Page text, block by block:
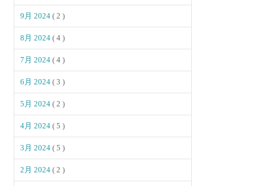
9月 2024( 2 )
8月 2024( 4 )
7月 2024( 4 )
6月 2024( 3 )
5月 2024( 2 )
4月 2024( 5 )
3月 2024( 5 )
2月 2024( 2 )